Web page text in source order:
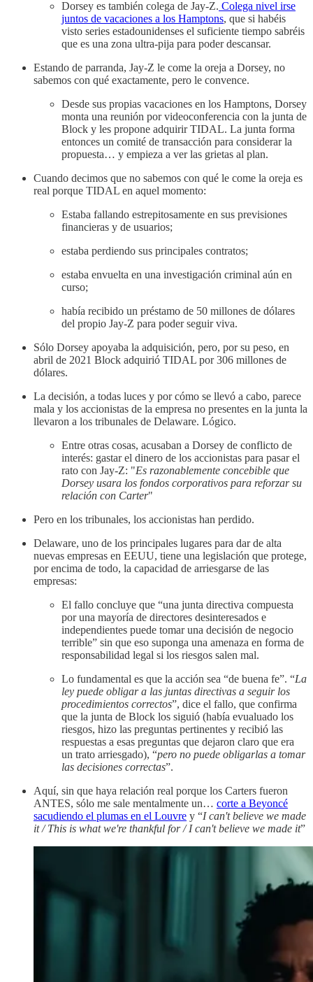
Dorsey es también colega de Jay-Z. Colega nivel irse
juntos de vacaciones a los Hamptons, que si habéis
visto series estadounidenses el suficiente tiempo sabréis
que es una zona ultra-pija para poder descansar.
Estando de parranda, Jay-Z le come la oreja a Dorsey, no
sabemos con qué exactamente, pero le convence.
Desde sus propias vacaciones en los Hamptons, Dorsey
monta una reunión por videoconferencia con la junta de
Block y les propone adquirir TIDAL. La junta forma
entonces un comité de transacción para considerar la
propuesta… y empieza a ver las grietas al plan.
Cuando decimos que no sabemos con qué le come la oreja es
real porque TIDAL en aquel momento:
Estaba fallando estrepitosamente en sus previsiones
financieras y de usuarios;
estaba perdiendo sus principales contratos;
estaba envuelta en una investigación criminal aún en
curso;
había recibido un préstamo de 50 millones de dólares
del propio Jay-Z para poder seguir viva.
Sólo Dorsey apoyaba la adquisición, pero, por su peso, en
abril de 2021 Block adquirió TIDAL por 306 millones de
dólares.
La decisión, a todas luces y por cómo se llevó a cabo, parece
mala y los accionistas de la empresa no presentes en la junta la
llevaron a los tribunales de Delaware. Lógico.
Entre otras cosas, acusaban a Dorsey de conflicto de
interés: gastar el dinero de los accionistas para pasar el
rato con Jay-Z: "Es razonablemente concebible que
Dorsey usara los fondos corporativos para reforzar su
relación con Carter"
Pero en los tribunales, los accionistas han perdido.
Delaware, uno de los principales lugares para dar de alta
nuevas empresas en EEUU, tiene una legislación que protege,
por encima de todo, la capacidad de arriesgarse de las
empresas:
El fallo concluye que “una junta directiva compuesta
por una mayoría de directores desinteresados e
independientes puede tomar una decisión de negocio
terrible” sin que eso suponga una amenaza en forma de
responsabilidad legal si los riesgos salen mal.
Lo fundamental es que la acción sea “de buena fe”. “La
ley puede obligar a las juntas directivas a seguir los
procedimientos correctos”, dice el fallo, que confirma
que la junta de Block los siguió (había evualuado los
riesgos, hizo las preguntas pertinentes y recibió las
respuestas a esas preguntas que dejaron claro que era
un trato arriesgado), “pero no puede obligarlas a tomar
las decisiones correctas”.
Aquí, sin que haya relación real porque los Carters fueron
ANTES, sólo me sale mentalmente un… corte a Beyoncé
sacudiendo el plumas en el Louvre y “I can't believe we made
it / This is what we're thankful for / I can't believe we made it”